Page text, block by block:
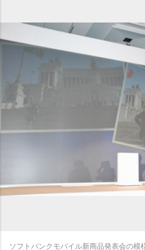
ソフトバンクモバイル新商品発表会の